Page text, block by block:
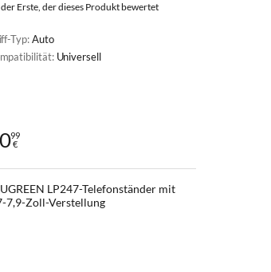
der Erste, der dieses Produkt bewertet
Typ:Auto
Universell
99
€